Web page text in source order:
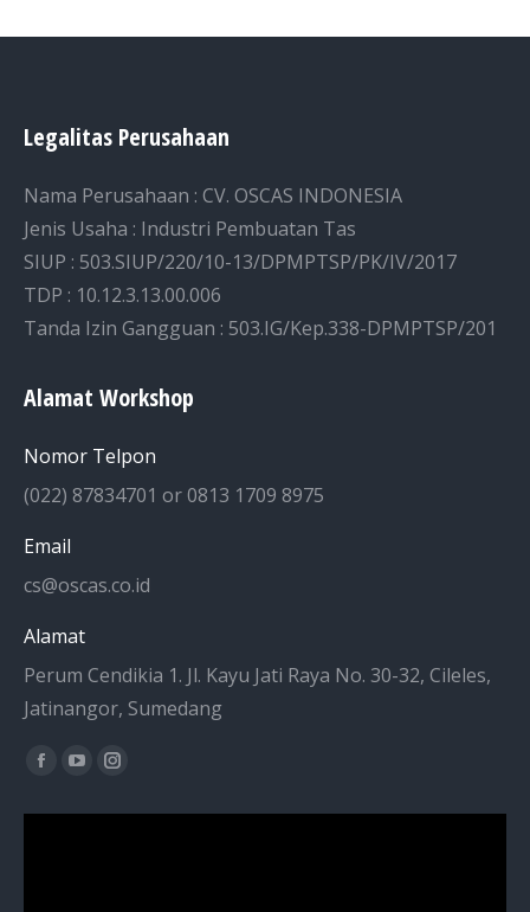
Legalitas Perusahaan
Nama Perusahaan : CV. OSCAS INDONESIA
Jenis Usaha : Industri Pembuatan Tas
SIUP : 503.SIUP/220/10-13/DPMPTSP/PK/IV/2017
TDP : 10.12.3.13.00.006
Tanda Izin Gangguan : 503.IG/Kep.338-DPMPTSP/201
Alamat Workshop
Nomor Telpon
(022) 87834701 or 0813 1709 8975
Email
cs@oscas.co.id
Alamat
Perum Cendikia 1. Jl. Kayu Jati Raya No. 30-32, Cileles,
Jatinangor, Sumedang
Find us on:
Facebook
YouTubeInstagram